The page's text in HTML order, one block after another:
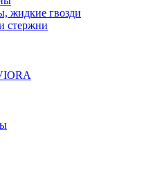
жидкие гвозди
стержни